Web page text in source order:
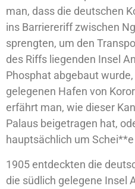
man, dass die deutschen
ins Barriereriff zwischen
sprengten, um den
des Riffs liegenden Insel
Phosphat abgebaut
gelegenen Hafen von
erfährt man, wie dieser
Palaus beigetragen hat,
hauptsächlich um
1905 entdeckten die
die südlich gelegene Insel